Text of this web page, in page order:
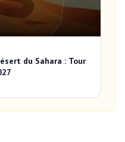
du Sahara : Tour